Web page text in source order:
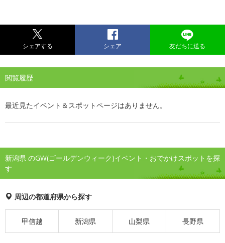
シェアする シェア 友だちに送る
閲覧履歴
最近見たイベント＆スポットページはありません。
新潟県 のGW(ゴールデンウィーク)イベント・おでかけスポットを探
す
周辺の都道府県から探す
甲信越 新潟県 山梨県 長野県